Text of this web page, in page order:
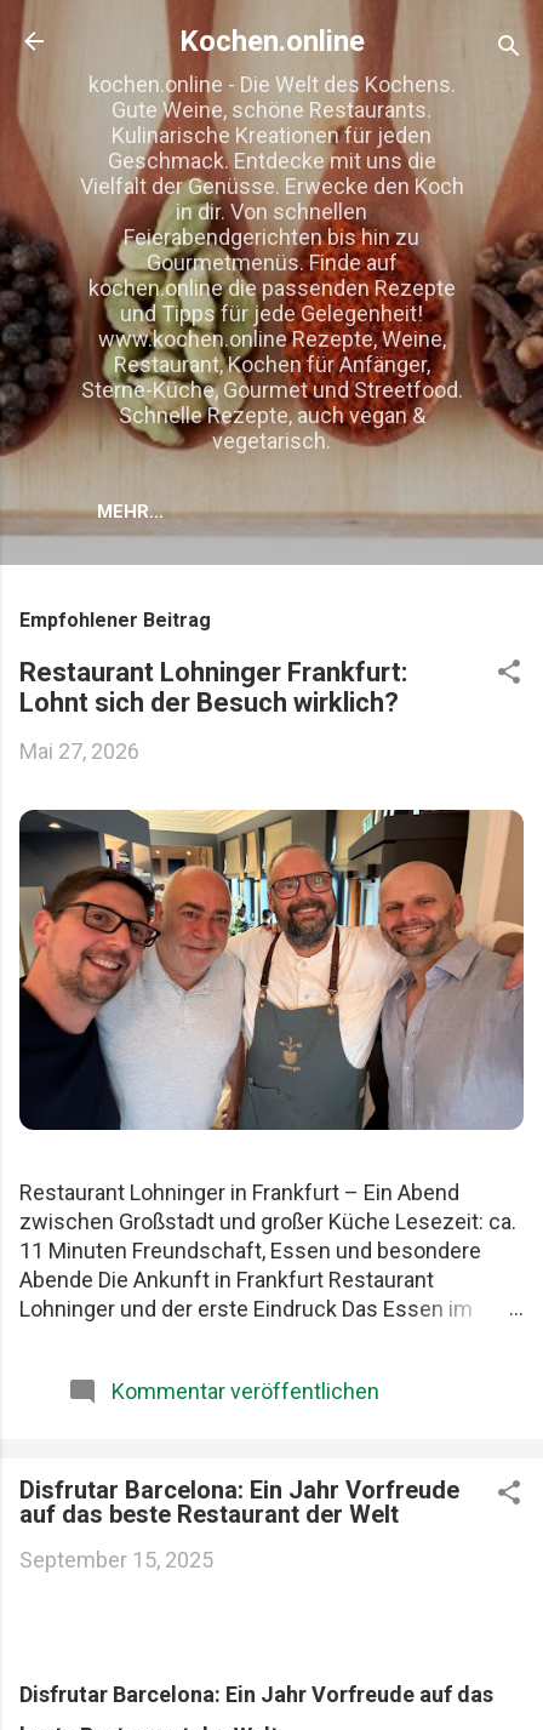
Direkt zum Hauptbereich
Kochen.online
kochen.online - Die Welt des Kochens.
Gute Weine, schöne Restaurants.
Kulinarische Kreationen für jeden
Geschmack. Entdecke mit uns die
Vielfalt der Genüsse. Erwecke den Koch
in dir. Von schnellen
Feierabendgerichten bis hin zu
Gourmetmenüs. Finde auf
kochen.online die passenden Rezepte
und Tipps für jede Gelegenheit!
www.kochen.online Rezepte, Weine,
Restaurant, Kochen für Anfänger,
Sterne-Küche, Gourmet und Streetfood.
Schnelle Rezepte, auch vegan &
vegetarisch.
MEHR…
Empfohlener Beitrag
Restaurant Lohninger Frankfurt:
Lohnt sich der Besuch wirklich?
Mai 27, 2026
Restaurant Lohninger in Frankfurt – Ein Abend
zwischen Großstadt und großer Küche Lesezeit: ca.
11 Minuten Freundschaft, Essen und besondere
Abende Die Ankunft in Frankfurt Restaurant
Lohninger und der erste Eindruck Das Essen im
Restaurant Lohninger Fazit Das Restaurant
begann schon früher. Am Karlsruher Hauptbahnhof.
Mit drei Männern, die Essen ernst nehmen, aber sich
seit Jahren dieselbe Schwäche: gute Restaurants,
Freundschaft, Essen und besondere Abende Wir
Kommentar veröffentlichen
Disfrutar Barcelona: Ein Jahr Vorfreude
auf das beste Restaurant der Welt
September 15, 2025
Disfrutar Barcelona: Ein Jahr Vorfreude auf das